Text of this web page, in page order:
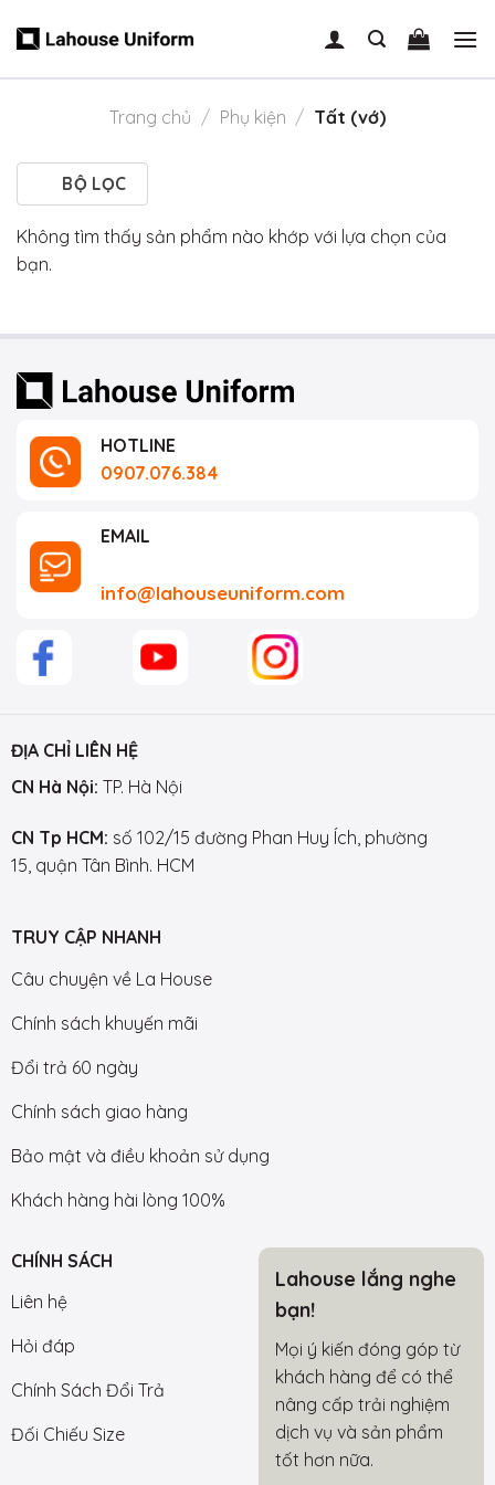
Trang chủ / Phụ kiện / Tất (vớ)
BỘ LỌC
Không tìm thấy sản phẩm nào khớp với lựa chọn của
bạn.
HOTLINE
0907.076.384
EMAIL
info@lahouseuniform.com
ĐỊA CHỈ LIÊN HỆ
CN Hà Nội: TP. Hà Nội
CN Tp HCM: số 102/15 đường Phan Huy Ích, phường
15, quận Tân Bình. HCM
TRUY CẬP NHANH
Câu chuyện về La House
Chính sách khuyến mãi
Đổi trả 60 ngày
Chính sách giao hàng
Bảo mật và điều khoản sử dụng
Khách hàng hài lòng 100%
CHÍNH SÁCH
Liên hệ
Hỏi đáp
Chính Sách Đổi Trả
Đối Chiếu Size
Lahouse lắng nghe
bạn!
Mọi ý kiến đóng góp từ
khách hàng để có thể
nâng cấp trải nghiệm
dịch vụ và sản phẩm
tốt hơn nữa.